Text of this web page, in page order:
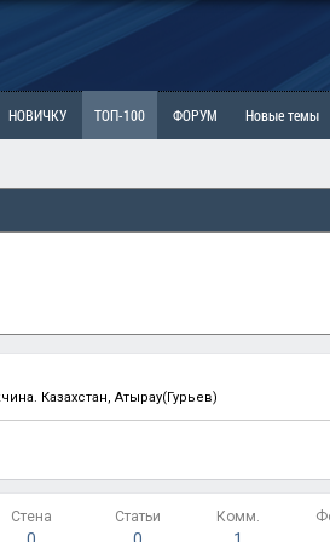
НОВИЧКУ ТОП-100 ФОРУМ Новые темы
Казахстан, Атырау(Гурьев)
Стена Статьи Комм.